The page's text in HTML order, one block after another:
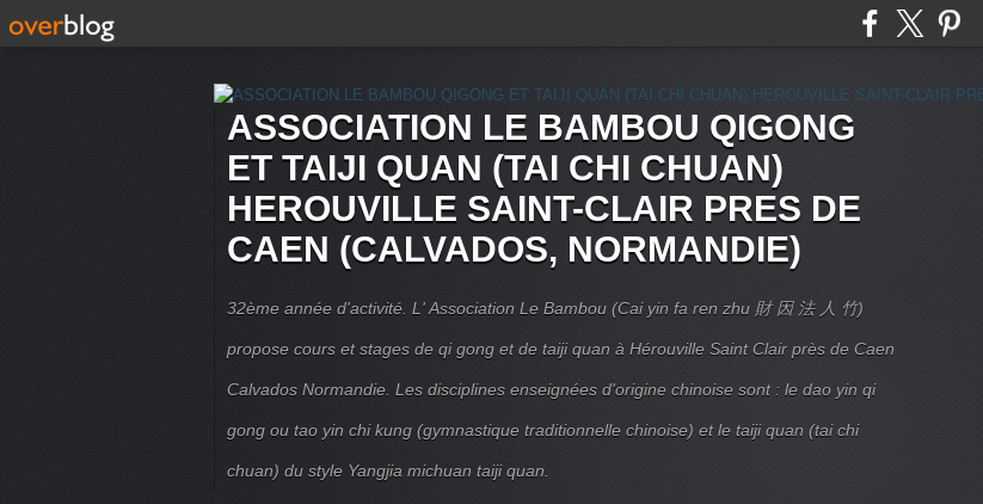
ASSOCIATION LE BAMBOU QIGONG
ET TAIJI QUAN (TAI CHI CHUAN)
HEROUVILLE SAINT-CLAIR PRES DE
CAEN (CALVADOS, NORMANDIE)
32ème année d'activité. L' Association Le Bambou (Cai yin fa ren zhu 財 因 法 人 竹)
propose cours et stages de qi gong et de taiji quan à Hérouville Saint Clair près de Caen
Calvados Normandie. Les disciplines enseignées d'origine chinoise sont : le dao yin qi
gong ou tao yin chi kung (gymnastique traditionnelle chinoise) et le taiji quan (tai chi
chuan) du style Yangjia michuan taiji quan.